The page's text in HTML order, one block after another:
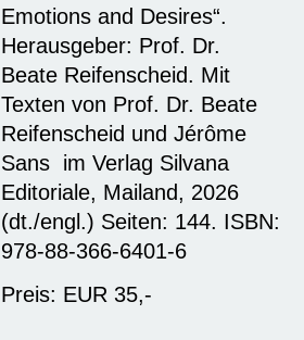
Emotions and Desires“.
Herausgeber: Prof. Dr.
Beate Reifenscheid. Mit
Texten von Prof. Dr. Beate
Reifenscheid und Jérôme
Sans im Verlag Silvana
Editoriale, Mailand, 2026
(dt./engl.) Seiten: 144. ISBN:
978-88-366-6401-6
Preis: EUR 35,-